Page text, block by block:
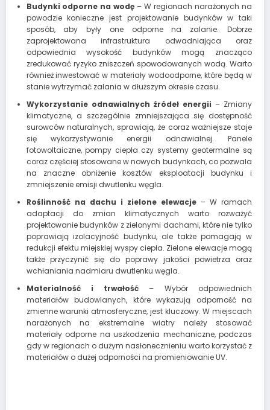
Budynki odporne na wodę – W regionach narażonych na
powodzie konieczne jest projektowanie budynków w taki
sposób, aby były one odporne na zalanie. Dobrze
zaprojektowana infrastruktura odwadniająca oraz
odpowiednia wysokość budynków mogą znacząco
zredukować ryzyko zniszczeń spowodowanych wodą. Warto
również inwestować w materiały wodoodporne, które będą w
stanie wytrzymać zalania w dłuższym okresie czasu.
Wykorzystanie odnawialnych źródeł energii – Zmiany
klimatyczne, a szczególnie zmniejszająca się dostępność
surowców naturalnych, sprawiają, że coraz ważniejsze staje
się wykorzystywanie energii odnawialnej. Panele
fotowoltaiczne, pompy ciepła czy systemy geotermalne są
coraz częściej stosowane w nowych budynkach, co pozwala
na znaczne obniżenie kosztów eksploatacji budynku i
zmniejszenie emisji dwutlenku węgla.
Roślinność na dachu i zielone elewacje– W ramach
adaptacji do zmian klimatycznych warto rozważyć
projektowanie budynków z zielonymi dachami, które nie tylko
poprawiają izolacyjność budynku, ale także pomagają w
redukcji efektu miejskiej wyspy ciepła. Zielone elewacje mogą
także przyczynić się do poprawy jakości powietrza oraz
wchłaniania nadmiaru dwutlenku węgla.
Materialność i trwałość – Wybór odpowiednich
materiałów budowlanych, które wykazują odporność na
zmienne warunki atmosferyczne, jest kluczowy. W miejscach
narażonych na ekstremalne wiatry należy stosować
materiały odporne na uszkodzenia mechaniczne, podczas
gdy w regionach o dużym nasłonecznieniu warto korzystać z
materiałów o dużej odporności na promieniowanie UV.